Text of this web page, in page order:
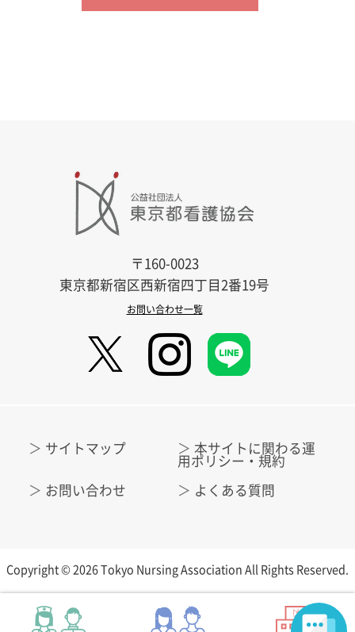
〒160-0023
東京都新宿区西新宿四丁目2番19号
お問い合わせ一覧
サイトマップ 本サイトに関わる運
用ポリシー・規約
お問い合わせ
よくある質問
Copyright © 2026 Tokyo Nursing Association All Rights Reserved.